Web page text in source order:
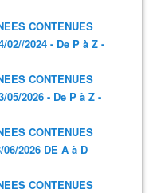
CONTENUES
02//2024 - De P à Z -
CONTENUES
05/2026 - De P à Z -
CONTENUES
2026 DE A à D
CONTENUES